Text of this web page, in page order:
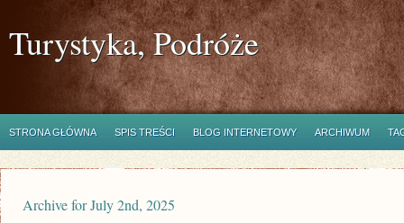
Turystyka, Podróże
STRONA GŁÓWNA SPIS TREŚCI BLOG INTERNETOWY ARCHIWUM
Archive for July 2nd, 2025